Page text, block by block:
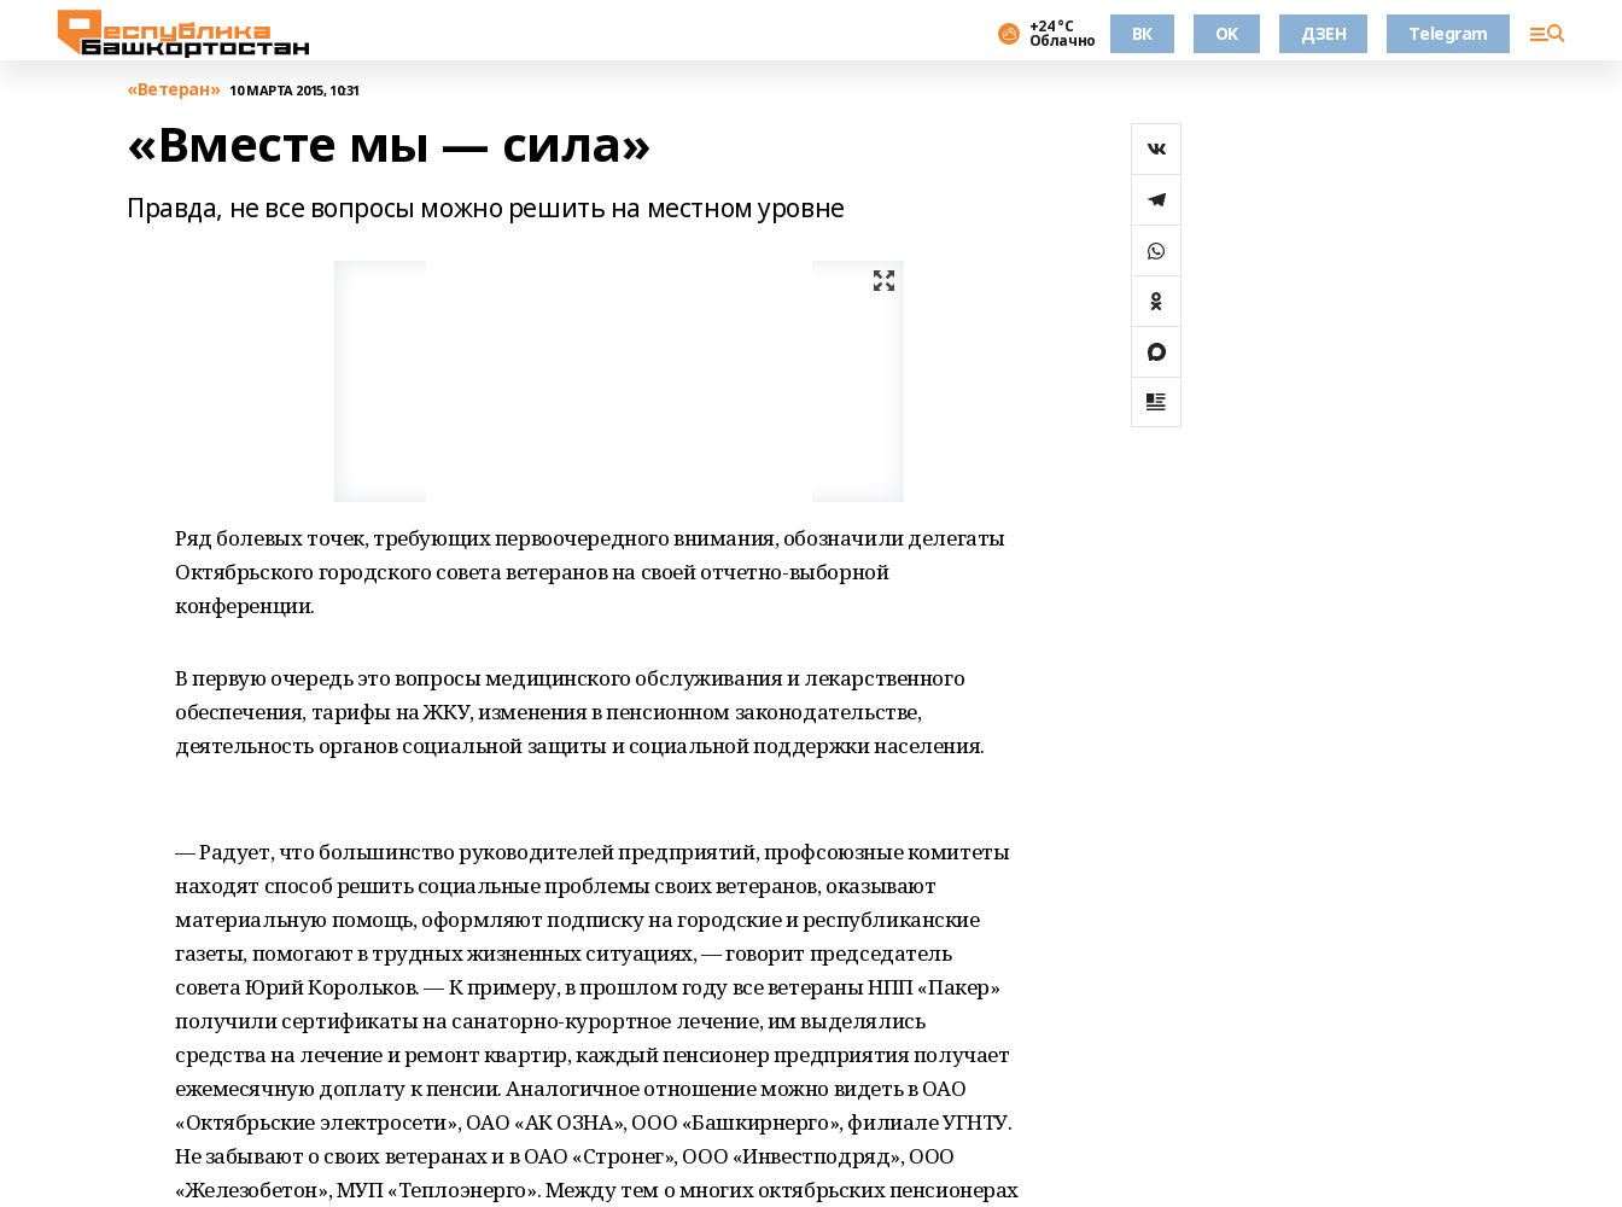
+24 °С
Облачно ВК OK ДЗЕН Telegram
«Ветеран» 10 МАРТА 2015, 10:31
«Вместе мы — сила»
Правда, не все вопросы можно решить на местном уровне
Ряд болевых точек, требующих первоочередного внимания, обозначили делегаты
Октябрьского городского совета ветеранов на своей отчетно-выборной
конференции.
В первую очередь это вопросы медицинского обслуживания и лекарственного
обеспечения, тарифы на ЖКУ, изменения в пенсионном законодательстве,
деятельность органов социальной защиты и социальной поддержки населения.
— Радует, что большинство руководителей предприятий, профсоюзные комитеты
находят способ решить социальные проблемы своих ветеранов, оказывают
материальную помощь, оформляют подписку на городские и республиканские
газеты, помогают в трудных жизненных ситуациях, — говорит председатель
совета Юрий Корольков. — К примеру, в прошлом году все ветераны НПП «Пакер»
получили сертификаты на санаторно-курортное лечение, им выделялись
средства на лечение и ремонт квартир, каждый пенсионер предприятия получает
ежемесячную доплату к пенсии. Аналогичное отношение можно видеть в ОАО
«Октябрьские электросети», ОАО «АК ОЗНА», ООО «Башкирнерго», филиале УГНТУ.
Не забывают о своих ветеранах и в ОАО «Стронег», ООО «Инвестподряд», ООО
«Железобетон», МУП «Теплоэнерго». Между тем о многих октябрьских пенсионерах